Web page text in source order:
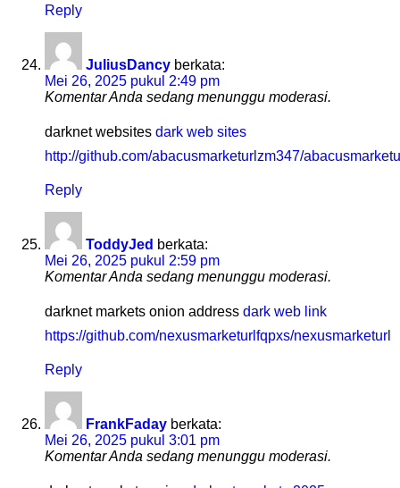
Reply
JuliusDancy berkata:
Mei 26, 2025 pukul 2:49 pm
Komentar Anda sedang menunggu moderasi.
darknet websites dark web sites
http://github.com/abacusmarketurlzm347/
Reply
ToddyJed berkata:
Mei 26, 2025 pukul 2:59 pm
Komentar Anda sedang menunggu moderasi.
darknet markets onion address dark web link
https://github.com/nexusmarketurlfqpxs/nexusmarketurl
Reply
FrankFaday berkata:
Mei 26, 2025 pukul 3:01 pm
Komentar Anda sedang menunggu moderasi.